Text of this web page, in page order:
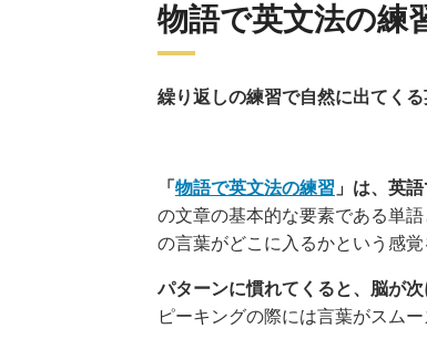
物語で英文法の練
繰り返しの練習で自然に出てく
「物語で英文法の練習 」は、英
の文章の基本的な要素である単
の言葉がどこに入るかという感覚
パターンに慣れてくると、脳が
ピーキングの際には言葉がスム